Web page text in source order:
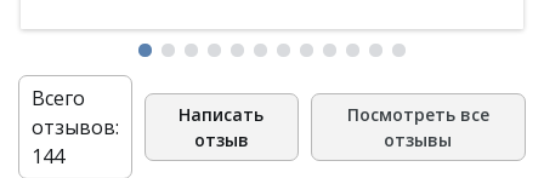
Всего
отзывов:
144
Написать
отзыв
Посмотреть все
отзывы